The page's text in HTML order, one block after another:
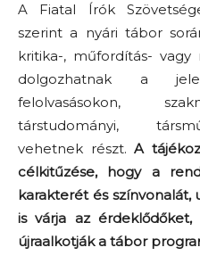
A Fiatal Írók
szerint a nyári tábor
kritika-, műfordítás-
dolgozhatnak a
felolvasásokon,
társtudományi,
vehetnek részt. A
célkitűzése, hogy a
karakterét és
is várja az
újraalkotják a tábor